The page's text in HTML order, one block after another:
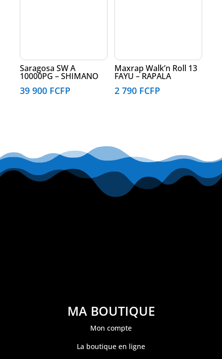
Saragosa SW A
10000PG – SHIMANO
39 900 FCFP
Maxrap Walk’n Roll 13
FAYU – RAPALA
2 790 FCFP
MA BOUTIQUE
Mon compte
La boutique en ligne